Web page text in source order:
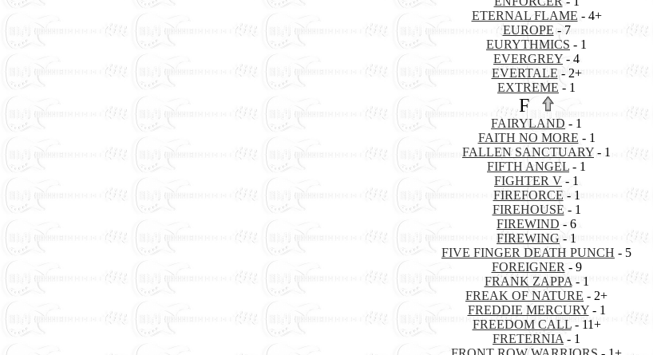
ETERNAL FLAME - 4+
EUROPE- 7
EURYTHMICS - 1
EVERGREY - 4
EVERTALE- 2+
EXTREME - 1
F
FAIRYLAND - 1
FAITH NO MORE - 1
FALLEN SANCTUARY - 1
FIFTH ANGEL - 1
FIGHTER V - 1
FIREFORCE- 1
FIREHOUSE - 1
FIREWIND - 6
FIREWING - 1
FIVE FINGER DEATH PUNCH - 5
FOREIGNER - 9
FRANK ZAPPA - 1
FREAK OF NATURE - 2+
FREDDIE MERCURY- 1
FREEDOM CALL- 11+
FRETERNIA - 1